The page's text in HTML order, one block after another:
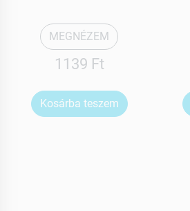
MEGNÉZEM
1139 Ft
Kosárba teszem